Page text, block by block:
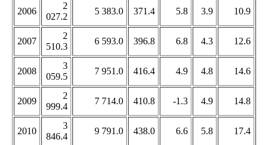
2006
2
027.2
5 383.0 371.4 5.8 3.9 10.9
2007
2
510.3
6 593.0 396.8 6.8 4.3 12.6
2008
3
059.5
7 951.0 416.4 4.9 4.8 14.6
2009
2
999.4
7 714.0 410.8 -1.3 4.9 14.8
2010
3
846.4
9 791.0 438.0 6.6 5.8 17.4